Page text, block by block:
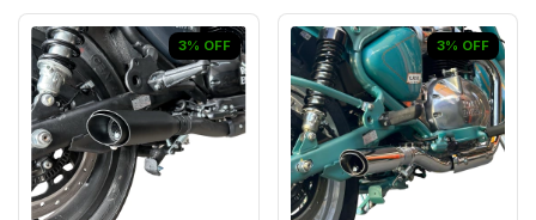
3% OFF 3% OFF